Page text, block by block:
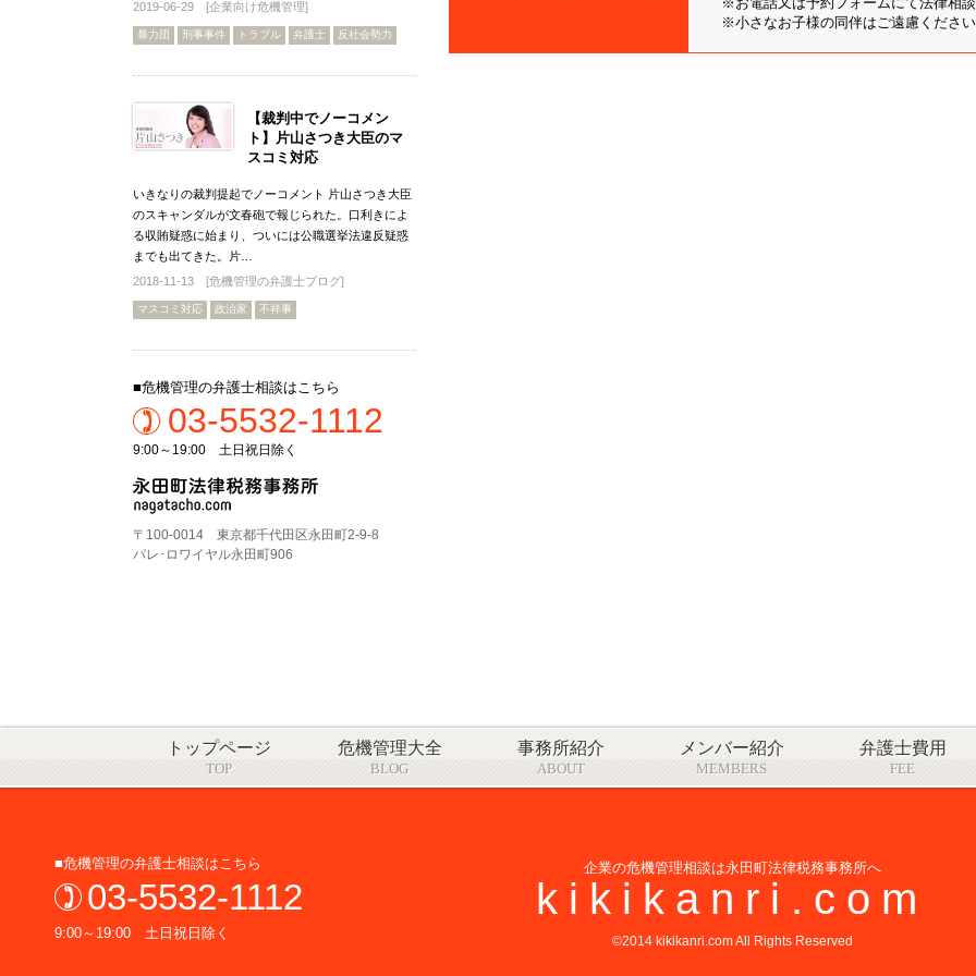
※小さなお子様の同伴はご遠慮ください
2019-06-29 [企業向け危機管理]
暴力団 刑事事件 トラブル 弁護士 反社会勢力
【裁判中でノーコメン
ト】片山さつき大臣のマ
スコミ対応
いきなりの裁判提起でノーコメント 片山さつき大臣
のスキャンダルが文春砲で報じられた。口利きによ
る収賄疑惑に始まり、ついには公職選挙法違反疑惑
までも出てきた。片…
2018-11-13 [危機管理の弁護士ブログ]
マスコミ対応 政治家 不祥事
■危機管理の弁護士相談はこちら
03-5532-1112
9:00～19:00 土日祝日除く
〒100-0014 東京都千代田区永田町2-9-8
パレ･ロワイヤル永田町906
トップページ
TOP
危機管理大全
BLOG
事務所紹介
ABOUT
メンバー紹介
MEMBERS
弁護士費用
FEE
■危機管理の弁護士相談はこちら
03-5532-1112
9:00～19:00 土日祝日除く
企業の危機管理相談は永田町法律税務事務所へ
kikikanri.com
©2014 kikikanri.com All Rights Reserved